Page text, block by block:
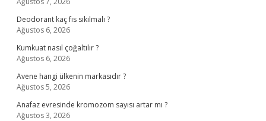
Deodorant kaç fıs sıkılmalı ?
Ağustos 6, 2026
Kumkuat nasıl çoğaltılır ?
Ağustos 6, 2026
Avene hangi ülkenin markasıdır ?
Ağustos 5, 2026
Anafaz evresinde kromozom sayısı artar mı ?
Ağustos 3, 2026